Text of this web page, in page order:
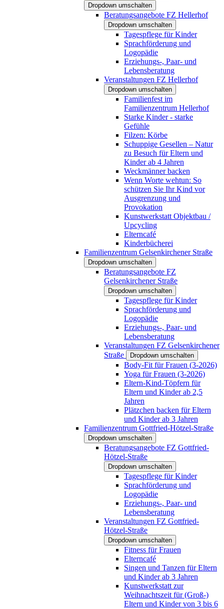
Dropdown umschalten
Beratungsangebote FZ Hellerhof
Dropdown umschalten
Tagespflege für Kinder
Sprachförderung und
Logopädie
Erziehungs-, Paar- und
Lebensberatung
Veranstaltungen FZ Hellerhof
Dropdown umschalten
Familienfest im
Familienzentrum Hellerhof
Starke Kinder - starke
Gefühle
Filzen: Körbe
Schuppige Gesellen – Natur
zu Besuch für Eltern und
Kinder ab 4 Jahren
Weckmänner backen
Wenn Worte wehtun: So
schützen Sie Ihr Kind vor
Ausgrenzung und
Provokation
Kunstwerkstatt Objektbau /
Upcycling
Elterncafé
Kinderbücherei
Familienzentrum Gelsenkirchener Straße
Dropdown umschalten
Beratungsangebote FZ
Gelsenkirchener Straße
Dropdown umschalten
Tagespflege für Kinder
Sprachförderung und
Logopädie
Erziehungs-, Paar- und
Lebensberatung
Veranstaltungen FZ Gelsenkirchener
Straße
Dropdown umschalten
Body-Fit für Frauen (3-2026)
Yoga für Frauen (3-2026)
Eltern-Kind-Töpfern für
Eltern und Kinder ab 2,5
Jahren
Plätzchen backen für Eltern
und Kinder ab 3 Jahren
Familienzentrum Gottfried-Hötzel-Straße
Dropdown umschalten
Beratungsangebote FZ Gottfried-
Hötzel-Straße
Dropdown umschalten
Tagespflege für Kinder
Sprachförderung und
Logopädie
Erziehungs-, Paar- und
Lebensberatung
Veranstaltungen FZ Gottfried-
Hötzel-Straße
Dropdown umschalten
Fitness für Frauen
Elterncafé
Singen und Tanzen für Eltern
und Kinder ab 3 Jahren
Kunstwerkstatt zur
Weihnachtszeit für (Groß-)
Eltern und Kinder von 3 bis 6